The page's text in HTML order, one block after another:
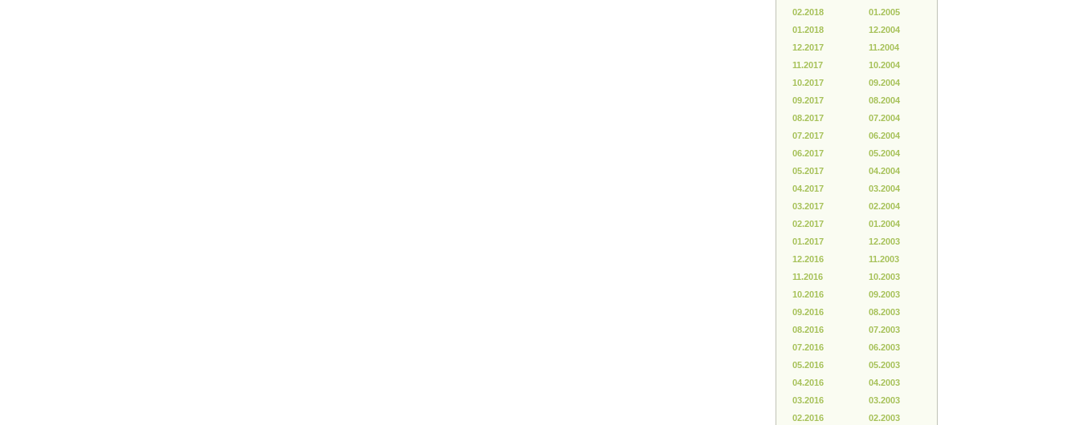
02.2018
01.2018
12.2017
11.2017
10.2017
09.2017
08.2017
07.2017
06.2017
05.2017
04.2017
03.2017
02.2017
01.2017
12.2016
11.2016
10.2016
09.2016
08.2016
07.2016
05.2016
04.2016
03.2016
02.2016
01.2005
12.2004
11.2004
10.2004
09.2004
08.2004
07.2004
06.2004
05.2004
04.2004
03.2004
02.2004
01.2004
12.2003
11.2003
10.2003
09.2003
08.2003
07.2003
06.2003
05.2003
04.2003
03.2003
02.2003